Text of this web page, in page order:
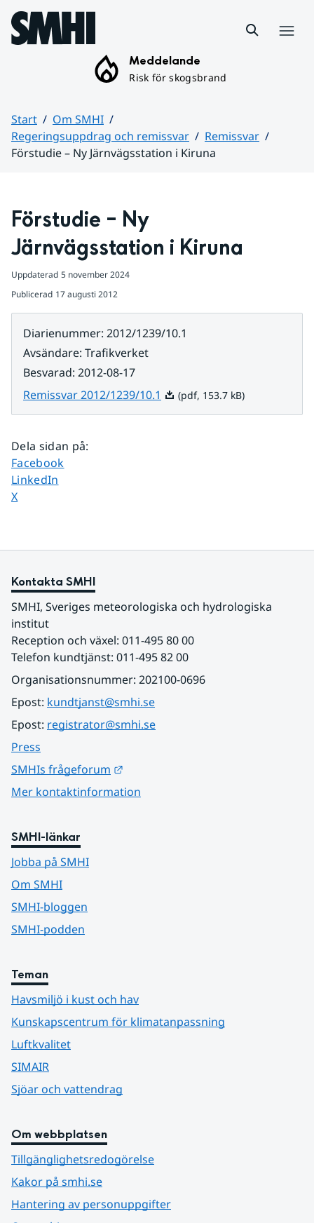
Hoppa till sidans innehåll
Meddelande
Risk för skogsbrand
Start
Om SMHI
Regeringsuppdrag och remissvar
Remissvar
Förstudie – Ny Järnvägsstation i Kiruna
Förstudie – Ny
Järnvägsstation i Kiruna
Uppdaterad 5 november 2024
Publicerad 17 augusti 2012
Diarienummer: 2012/1239/10.1
Avsändare: Trafikverket
Besvarad: 2012-08-17
Remissvar 2012/1239/10.1 Pdf, 153.7 kB.
(pdf, 153.7 kB)
Dela sidan på:
Dela sidan på
Facebook
Dela sidan på
LinkedIn
Dela sidan på
X
Kontakta SMHI
SMHI, Sveriges meteorologiska och hydrologiska
institut
Reception och växel: 011-495 80 00
Telefon kundtjänst: 011-495 82 00
Organisationsnummer: 202100-0696
Epost: kundtjanst@smhi.se
Epost: registrator@smhi.se
Press
SMHIs frågeforum
Mer kontaktinformation
SMHI-länkar
Jobba på SMHI
Om SMHI
SMHI-bloggen
SMHI-podden
Teman
Havsmiljö i kust och hav
Kunskapscentrum för klimatanpassning
Luftkvalitet
SIMAIR
Sjöar och vattendrag
Om webbplatsen
Tillgänglighetsredogörelse
Kakor på smhi.se
Hantering av personuppgifter